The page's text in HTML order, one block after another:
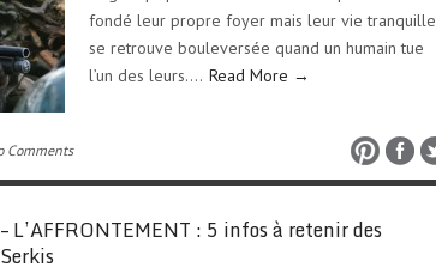
fondé leur propre foyer mais leur vie tranquille
se retrouve bouleversée quand un humain tue
l’un des leurs…. Read More →
Comments
L’AFFRONTEMENT : 5 infos à retenir des